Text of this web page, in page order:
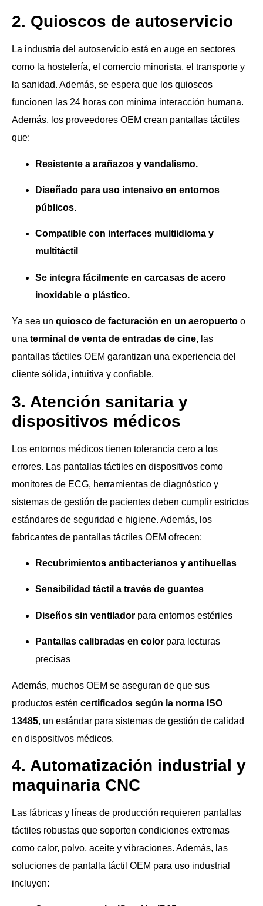
2. Quioscos de autoservicio
La industria del autoservicio está en auge en sectores
como la hostelería, el comercio minorista, el transporte y
la sanidad. Además, se espera que los quioscos
funcionen las 24 horas con mínima interacción humana.
Además, los proveedores OEM crean pantallas táctiles
que:
Resistente a arañazos y vandalismo.
Diseñado para uso intensivo en entornos
públicos.
Compatible con interfaces multiidioma y
multitáctil
Se integra fácilmente en carcasas de acero
inoxidable o plástico.
Ya sea un quiosco de facturación en un aeropuerto o
una terminal de venta de entradas de cine, las
pantallas táctiles OEM garantizan una experiencia del
cliente sólida, intuitiva y confiable.
3. Atención sanitaria y
dispositivos médicos
Los entornos médicos tienen tolerancia cero a los
errores. Las pantallas táctiles en dispositivos como
monitores de ECG, herramientas de diagnóstico y
sistemas de gestión de pacientes deben cumplir estrictos
estándares de seguridad e higiene. Además, los
fabricantes de pantallas táctiles OEM ofrecen:
Recubrimientos antibacterianos y antihuellas
Sensibilidad táctil a través de guantes
Diseños sin ventilador para entornos estériles
Pantallas calibradas en color para lecturas
precisas
Además, muchos OEM se aseguran de que sus
productos estén certificados según la norma ISO
13485, un estándar para sistemas de gestión de calidad
en dispositivos médicos.
4. Automatización industrial y
maquinaria CNC
Las fábricas y líneas de producción requieren pantallas
táctiles robustas que soporten condiciones extremas
como calor, polvo, aceite y vibraciones. Además, las
soluciones de pantalla táctil OEM para uso industrial
incluyen: